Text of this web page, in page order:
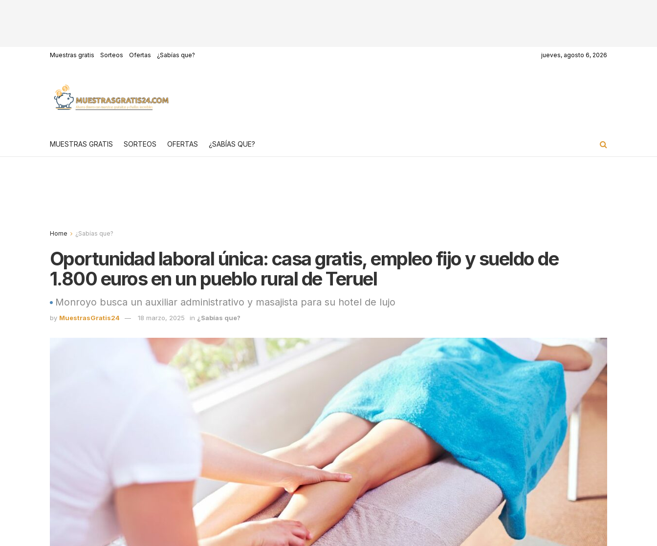
Muestras gratis Sorteos Ofertas ¿Sabías que? jueves, agosto 6, 2026
MUESTRAS GRATIS SORTEOS OFERTAS ¿SABÍAS QUE?
Home ¿Sabías que?
Oportunidad laboral única: casa gratis, empleo fijo y sueldo de
1.800 euros en un pueblo rural de Teruel
Monroyo busca un auxiliar administrativo y masajista para su hotel de lujo
by MuestrasGratis24 18 marzo, 2025 in ¿Sabías que?